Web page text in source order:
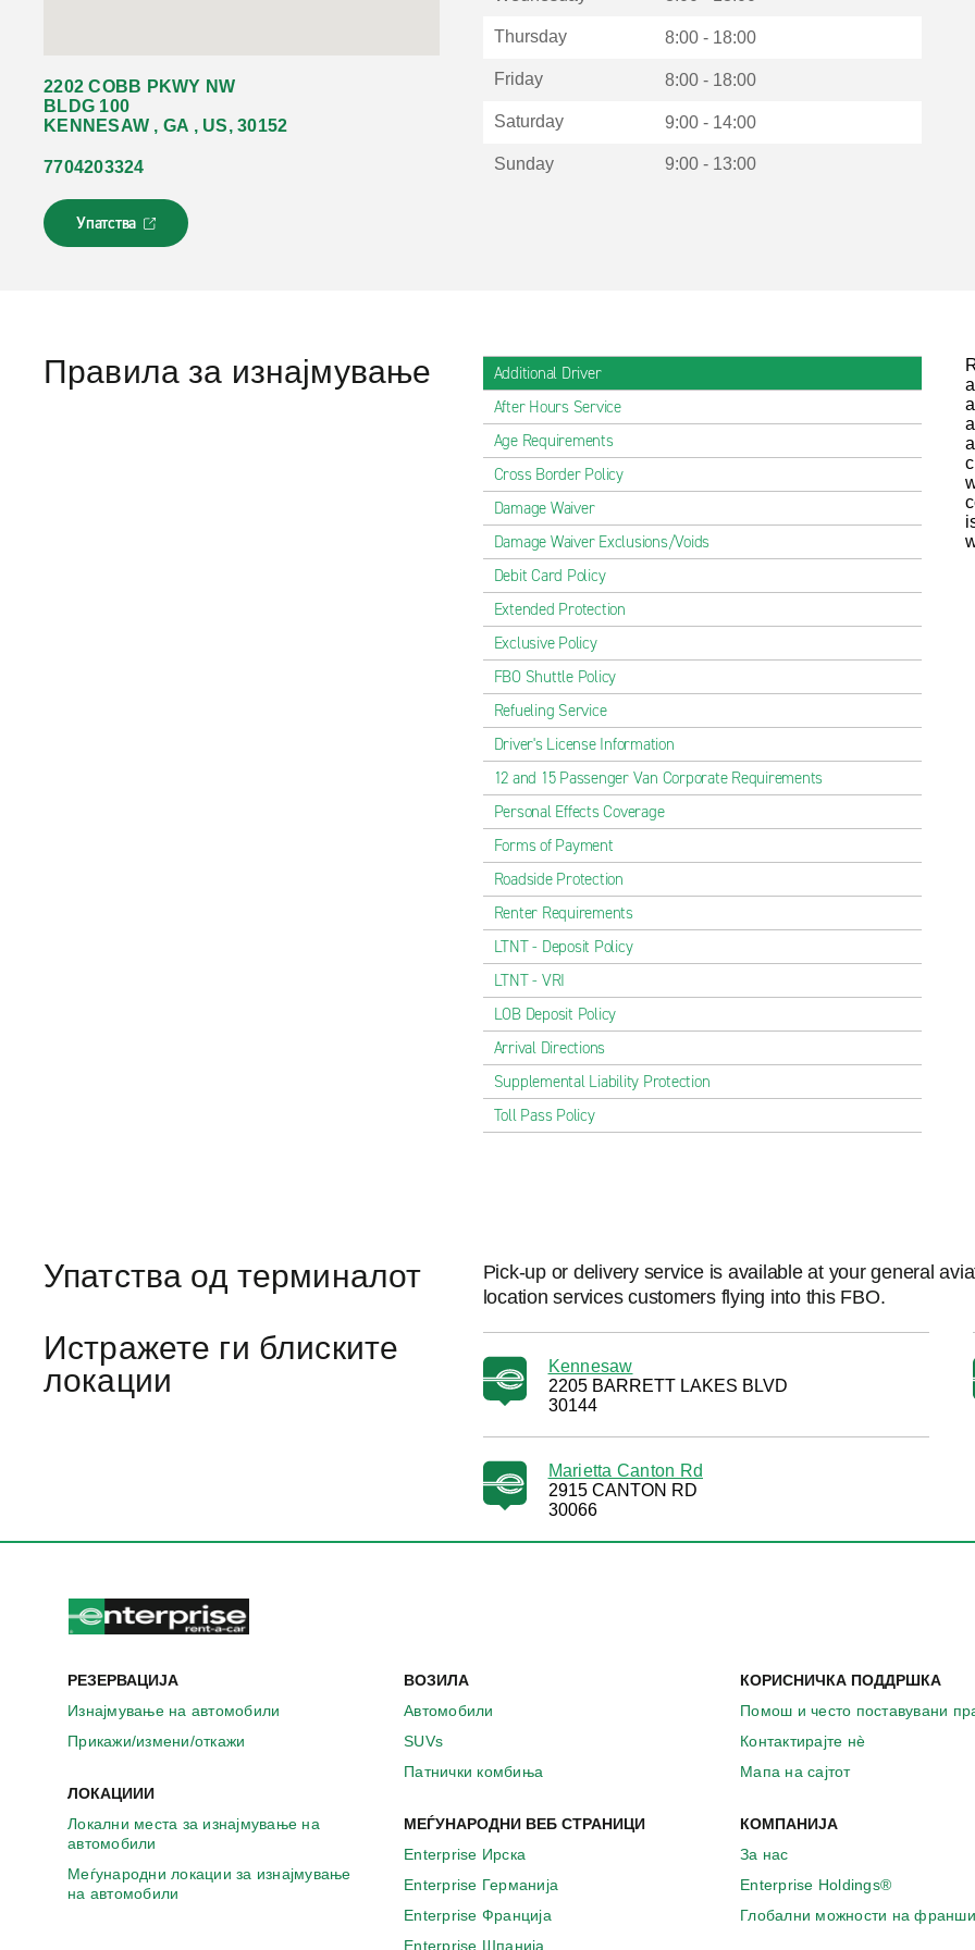
2202 COBB PKWY NW
BLDG 100
KENNESAW , GA , US, 30152
7704203324
Упатства
Л
и
е
Thursday 8:00 - 18:00
Friday 8:00 - 18:00
Saturday 9:00 - 14:00
Sunday 9:00 - 13:00
Правила за изнајмување
Additional Driver
After Hours Service
Age Requirements
Cross Border Policy
Damage Waiver
Damage Waiver Exclusions/Voids
Debit Card Policy
Extended Protection
Exclusive Policy
FBO Shuttle Policy
Refueling Service
Driver's License Information
12 and 15 Passenger Van Corporate Requirements
Personal Effects Coverage
Forms of Payment
Roadside Protection
Renter Requirements
LTNT - Deposit Policy
LTNT - VRI
LOB Deposit Policy
Arrival Directions
Supplemental Liability Protection
Toll Pass Policy
Упатства од терминалот
Pick-up or delivery service is available at your general
location services customers flying into this FBO.
Истражете ги блиските
локации
Kennesaw
2205 BARRETT LAKES BLVD
30144
Marietta Canton Rd
2915 CANTON RD
30066
РЕЗЕРВАЦИЈА
Изнајмување на автомобили
Прикажи/измени/откажи
ЛОКАЦИИИ
Локални места за изнајмување на
автомобили
Меѓународни локации за изнајмување
на автомобили
ВОЗИЛА
Автомобили
SUVs
Патнички комбиња
МЕЃУНАРОДНИ ВЕБ СТРАНИЦИ
Enterprise Ирска
Enterprise Германија
Enterprise Франција
Enterprise Шпанија
КОРИСНИЧКА ПОДДРШКА
Помош и често поставувани
Контактирајте нѐ
Мапа на сајтот
КОМПАНИЈА
За нас
Enterprise Holdings®
Глобални можности на